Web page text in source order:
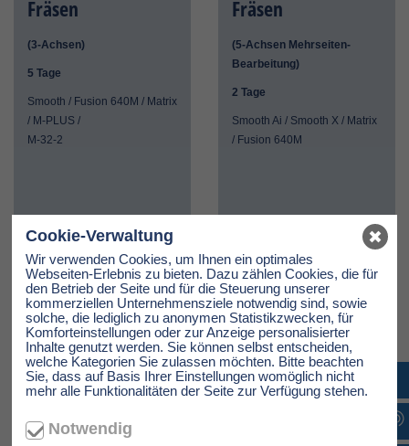
Fräsen
(3-Achsen)
5 Tage
Smooth / Fusion 640M / Matrix
/ M-PLUS /
M-32-2
MEHR INFOS
Fräsen
(5-Achsen Mehrseiten-
Bearbeitung)
2 Tage
Smooth Ai / Smooth X / Matrix
/ Fusion 640M
MEHR INFOS
Drehen + Fräsen
(Integrex)
Smooth Ai / Smooth X / Matrix
2D-CAD
Datenübernahme
Cookie-Verwaltung
Wir verwenden Cookies, um Ihnen ein optimales
Webseiten-Erlebnis zu bieten. Dazu zählen Cookies, die für
den Betrieb der Seite und für die Steuerung unserer
kommerziellen Unternehmensziele notwendig sind, sowie
solche, die lediglich zu anonymen Statistikzwecken, für
Komforteinstellungen oder zur Anzeige personalisierter
Inhalte genutzt werden. Sie können selbst entscheiden,
welche Kategorien Sie zulassen möchten. Bitte beachten
Sie, dass auf Basis Ihrer Einstellungen womöglich nicht
mehr alle Funktionalitäten der Seite zur Verfügung stehen.
Notwendig